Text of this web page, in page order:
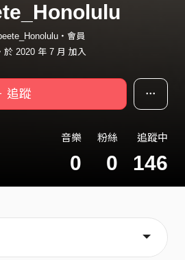
・會員
於 2020 年 7 月 加入
追蹤
音樂
0
粉絲
0
追蹤中
146